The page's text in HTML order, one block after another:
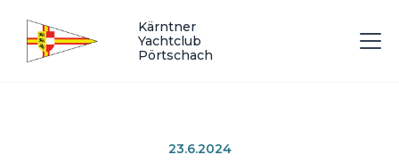
Kärntner
Yachtclub
Pörtschach
23.6.2024